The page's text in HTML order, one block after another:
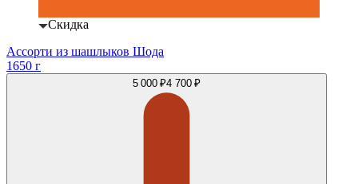
Скидка
Ассорти из шашлыков Шода
1650 г
5 000 ₽4 700 ₽